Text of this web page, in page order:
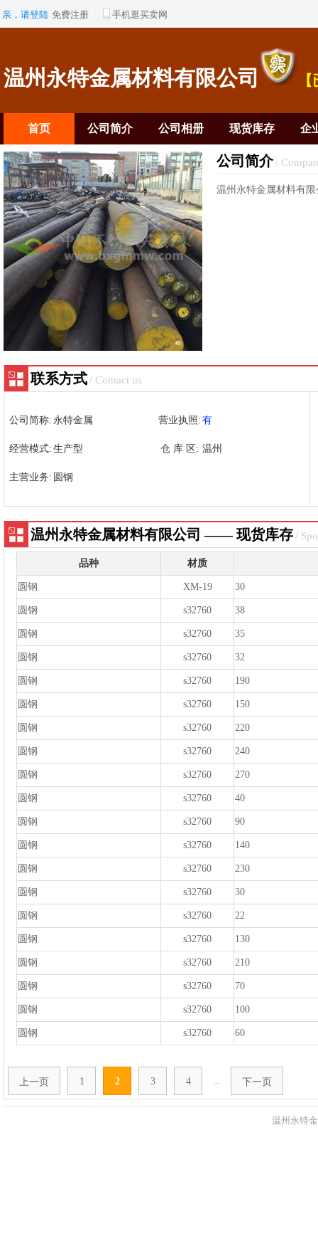
亲，请登陆 免费注册 手机逛买卖网
温州永特金属材料有限公司
首页 公司简介 公司相册 现货库存 企
公司简介/
温州永特金属材料有
联系方式/ Contact us
公司简称: 永特金属 营业执照: 有
经营模式: 生产型 仓 库 区: 温州
主营业务: 圆钢
温州永特金属材料有限公司 —— 现货库存/
品种 材质
圆钢 XM-19 30
圆钢 s32760 38
圆钢 s32760 35
圆钢 s32760 32
圆钢 s32760 190
圆钢 s32760 150
圆钢 s32760 220
圆钢 s32760 240
圆钢 s32760 270
圆钢 s32760 40
圆钢 s32760 90
圆钢 s32760 140
圆钢 s32760 230
圆钢 s32760 30
圆钢 s32760 22
圆钢 s32760 130
圆钢 s32760 210
圆钢 s32760 70
圆钢 s32760 100
圆钢 s32760 60
上一页 1 2 3 4 ... 下一页
温州永特